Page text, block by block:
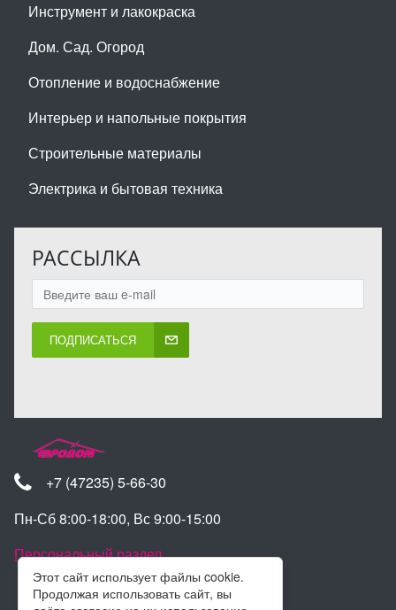
Этот сайт использует файлы cookie.
Продолжая использовать сайт, вы
Инструмент и лакокраска
Дом. Сад. Огород
Отопление и водоснабжение
Интерьер и напольные покрытия
Строительные материалы
Электрика и бытовая техника
РАССЫЛКА
ПОДПИСАТЬСЯ
+7 (47235) 5-66-30
Пн-Сб 8:00-18:00, Вс 9:00-15:00
Персональный раздел